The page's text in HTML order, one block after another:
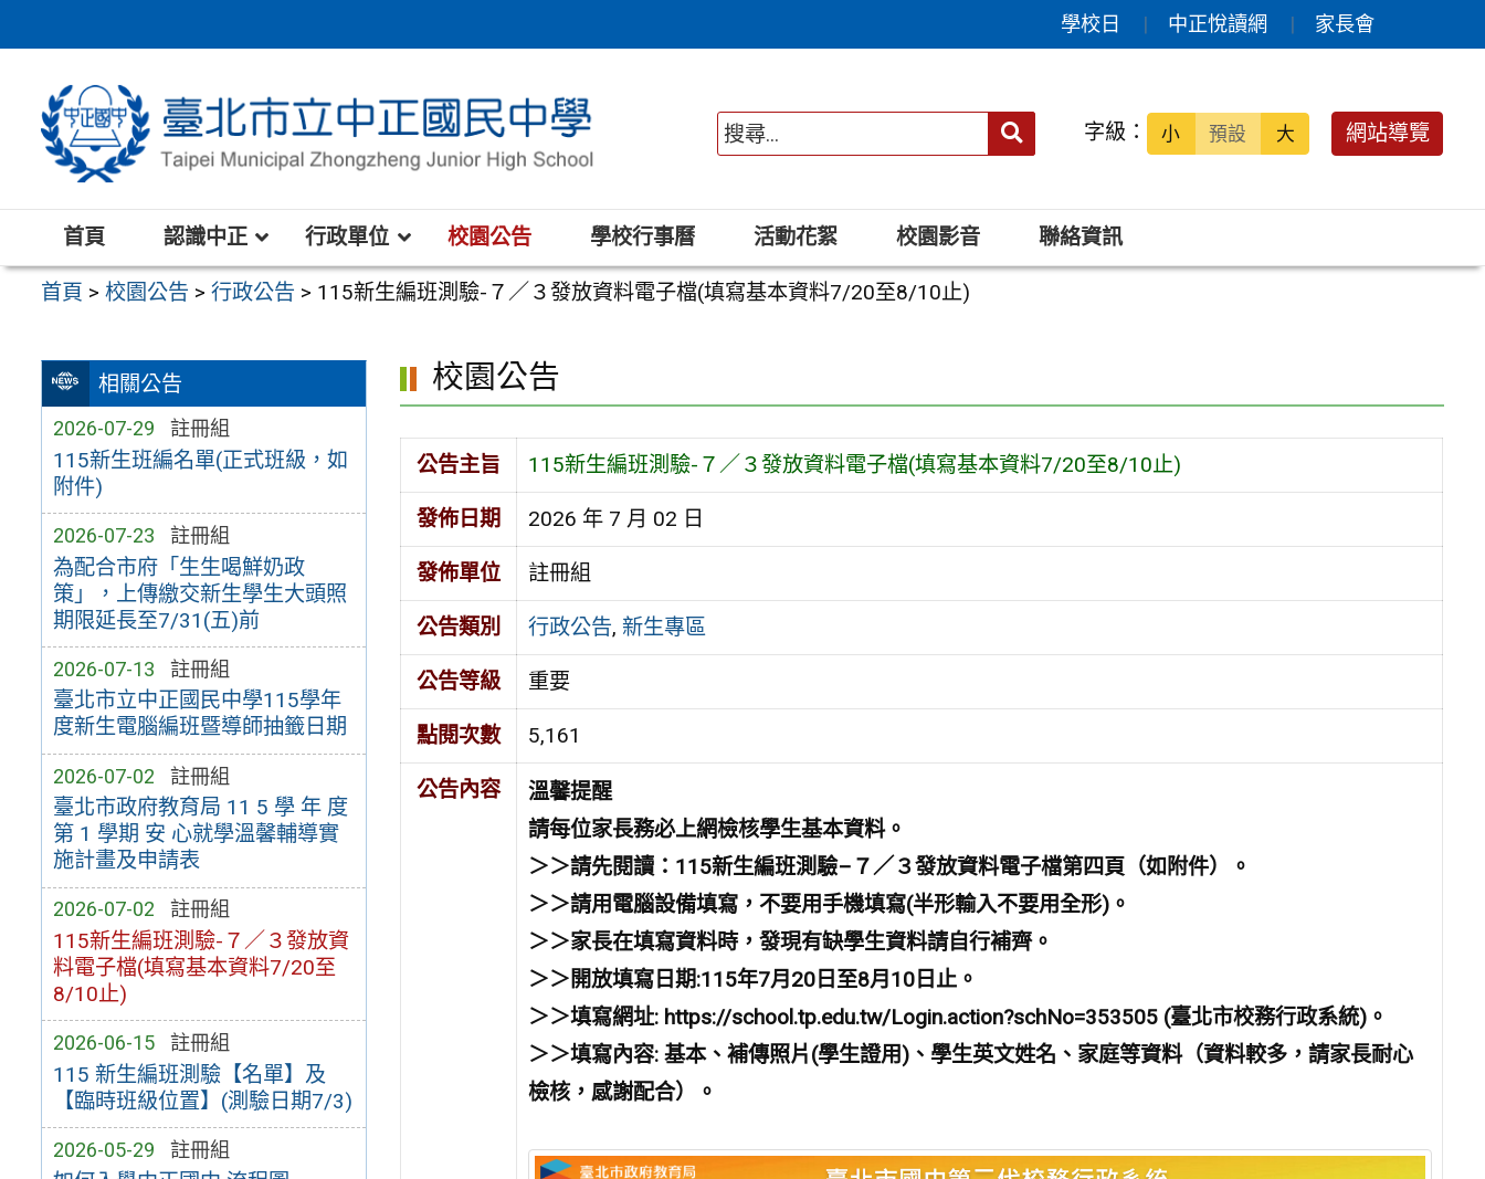
至
區
學校日 中正悅讀網 家長會
送出 字級： 小 預設 大 網站導覽
首頁 認識中正 行政單位 校園公告 學校行事曆 活動花絮 校園影音 聯絡資訊
首頁 >校園公告 >行政公告 > 115新生編班測驗-７／３發放資料電子檔(填寫基本資料7/20至8/10止)
相關公告
2026-07-29 註冊組
115新生班編名單(正式班級，如
附件)
2026-07-23 註冊組
為配合市府「生生喝鮮奶政
策」，上傳繳交新生學生大頭照
期限延長至7/31(五)前
2026-07-13 註冊組
臺北市立中正國民中學115學年
度新生電腦編班暨導師抽籤日期
2026-07-02 註冊組
臺北市政府教育局 11 5 學 年 度
第 1 學期 安 心就學溫馨輔導實
施計畫及申請表
2026-07-02 註冊組
115新生編班測驗-７／３發放資
料電子檔(填寫基本資料7/20至
8/10止)
2026-06-15 註冊組
115 新生編班測驗【名單】及
【臨時班級位置】(測驗日期7/3)
2026-05-29 註冊組
校園公告
公告主旨 115新生編班測驗-７／３發放資料電子檔(填寫基本資料7/20至8/10止)
發佈日期 2026 年 7 月 02 日
發佈單位 註冊組
公告類別 行政公告, 新生專區
公告等級 重要
點閱次數 5,161
公告內容 溫馨提醒
請每位家長務必上網檢核學生基本資料。
＞＞請先閱讀： 115新生編班測驗– ７／３發放資料電子檔第四頁（如附件）。
＞＞請用電腦設備填寫， 不要用手機填寫(半形輸入不要用全形)。
＞＞家長在填寫資料時， 發現有缺學生資料請自行補齊。
＞＞ 開放填寫日期:115年7月20日至8月10日止。
＞＞填寫網址: https://school.tp.edu.tw/Login.action?schNo=353505 (臺北市校務行政系統)。
＞＞填寫內容: 基本、補傳照片(學生證用)、學生英文姓名、家庭等資料（資料較多， 請家長耐心
檢核， 感謝配合）。